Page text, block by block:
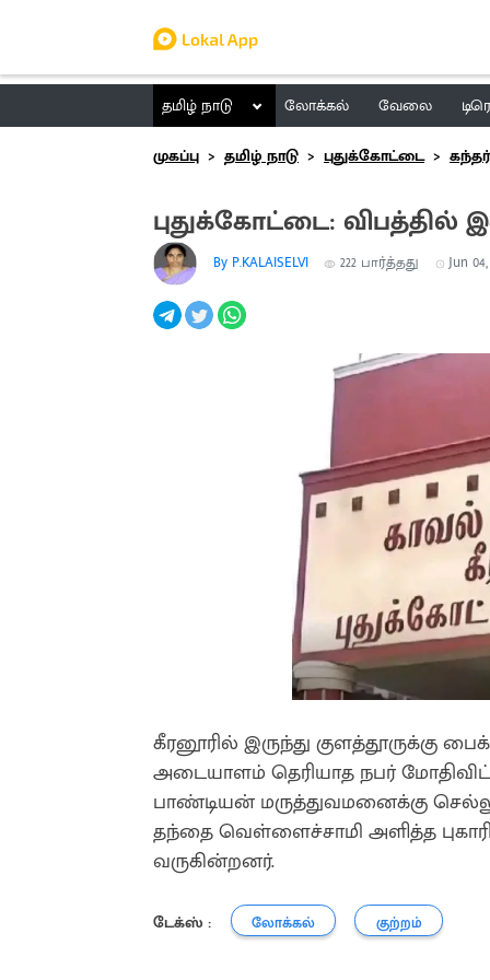
தமிழ் நாடு லோக்கல் வேலை
முகப்பு
தமிழ் நாடு புதுக்கோட்டை
புதுக்கோட்டை: விபத்தில்
By P.KALAISELVI 222 பார்த்தது Jun
கீரனூரில் இருந்து குளத்தூருக்கு
அடையாளம் தெரியாத நபர்
பாண்டியன் மருத்துவமனைக்கு
தந்தை வெள்ளைச்சாமி அளித்த
வருகின்றனர்.
டேக்ஸ் : லோக்கல் குற்றம்